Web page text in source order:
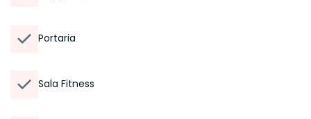
Portaria
Sala Fitness